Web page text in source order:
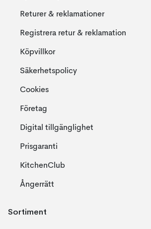
Returer & reklamationer
Registrera retur & reklamation
Köpvillkor
Säkerhetspolicy
Cookies
Företag
Digital tillgänglighet
Prisgaranti
KitchenClub
Ångerrätt
Sortiment